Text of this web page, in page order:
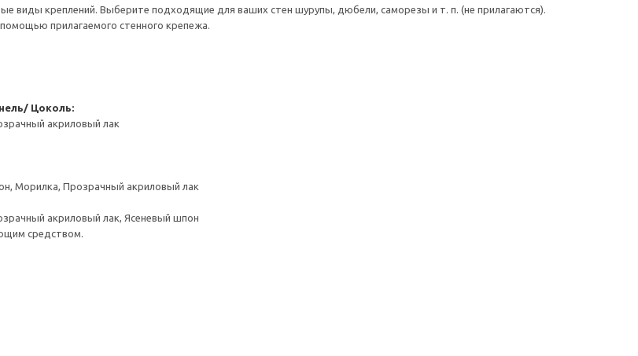
виды креплений. Выберите подходящие для ваших стен шурупы, дюбели, саморезы и т. п. (не прилагаются).
прилагаемого стенного крепежа.
Цоколь:
акриловый лак
Морилка, Прозрачный акриловый лак
акриловый лак, Ясеневый шпон
средством.